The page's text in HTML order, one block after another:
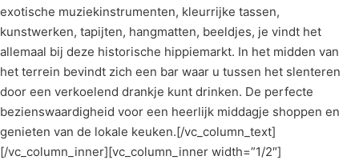
exotische muziekinstrumenten, kleurrijke tassen,
kunstwerken, tapijten, hangmatten, beeldjes, je vindt het
allemaal bij deze historische hippiemarkt. In het midden van
het terrein bevindt zich een bar waar u tussen het slenteren
door een verkoelend drankje kunt drinken. De perfecte
bezienswaardigheid voor een heerlijk middagje shoppen en
genieten van de lokale keuken.[/vc_column_text]
[/vc_column_inner][vc_column_inner width=”1/2″]